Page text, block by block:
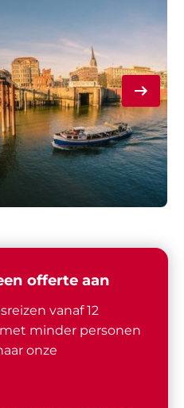
offerte aan
vanaf 12
minder personen
onze